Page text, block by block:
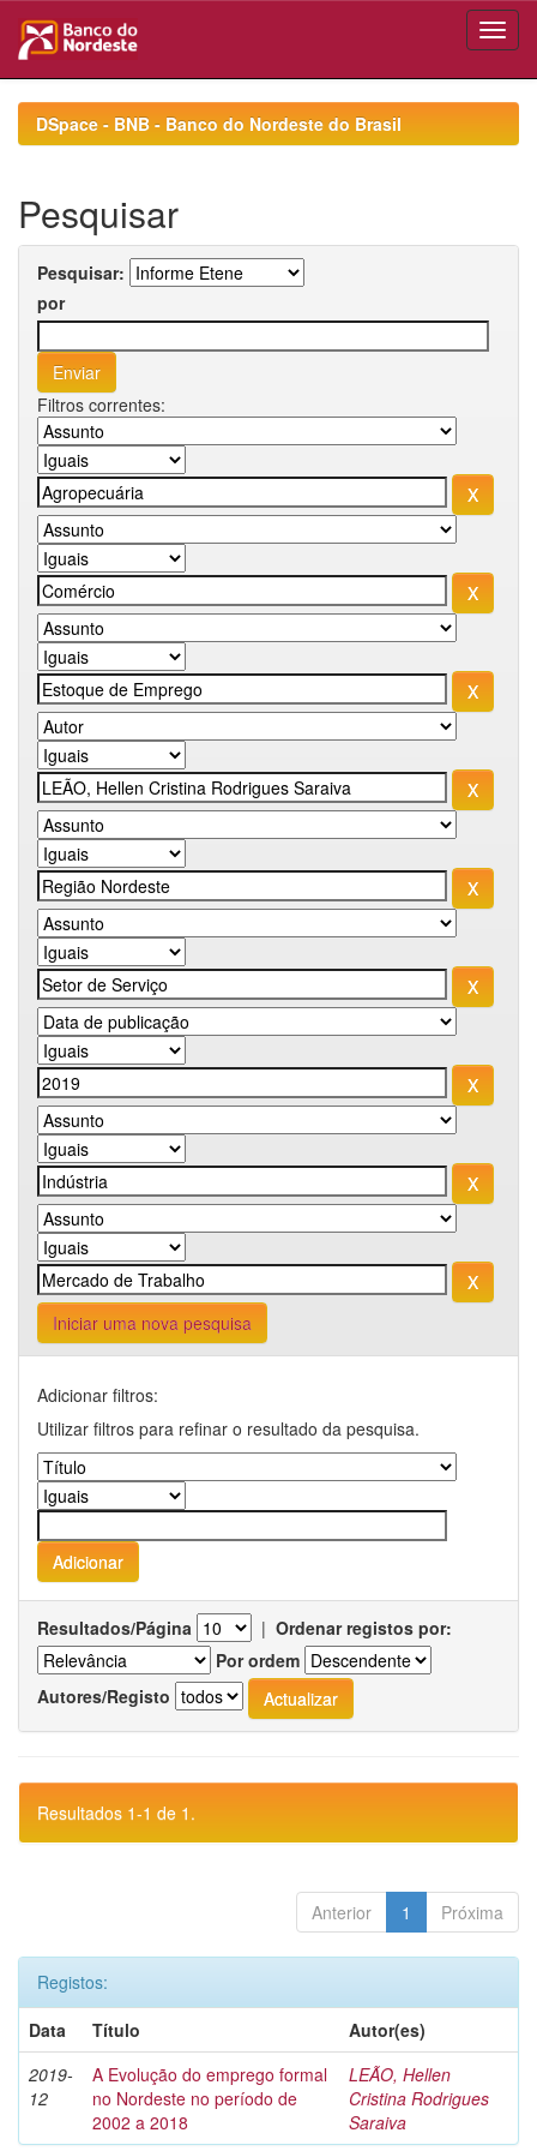
navigationDSpace - BNB - Banco do Nordeste do Brasil
Pesquisar
Pesquisar:
por
Filtros correntes:
Iniciar uma nova pesquisa
Adicionar filtros:
Utilizar filtros para refinar o resultado da pesquisa.
Resultados/Página | Ordenar registos por:
Por ordem
Autores/Registo
Resultados 1-1 de 1.
Anterior 1 Próxima
Registos:
Data
Título
Autor(es)
2019-
12
A Evolução do emprego formal
no Nordeste no período de
2002 a 2018
LEÃO, Hellen
Cristina Rodrigues
Saraiva